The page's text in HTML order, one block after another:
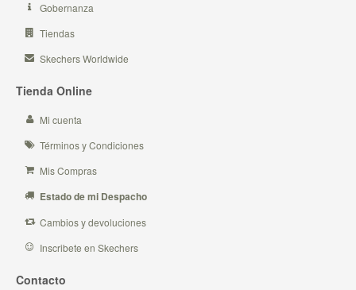
Gobernanza
Tiendas
Skechers Worldwide
Tienda Online
Mi cuenta
Términos y Condiciones
Mis Compras
Estado de mi Despacho
Cambios y devoluciones
Inscribete en Skechers
Contacto